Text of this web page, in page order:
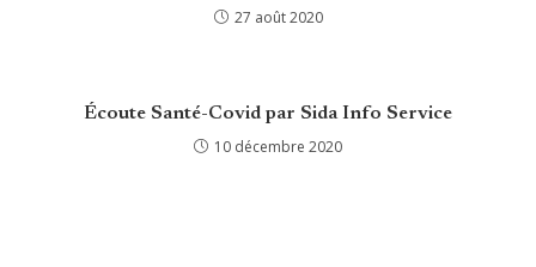
27 août 2020
Écoute Santé-Covid par Sida Info Service
10 décembre 2020